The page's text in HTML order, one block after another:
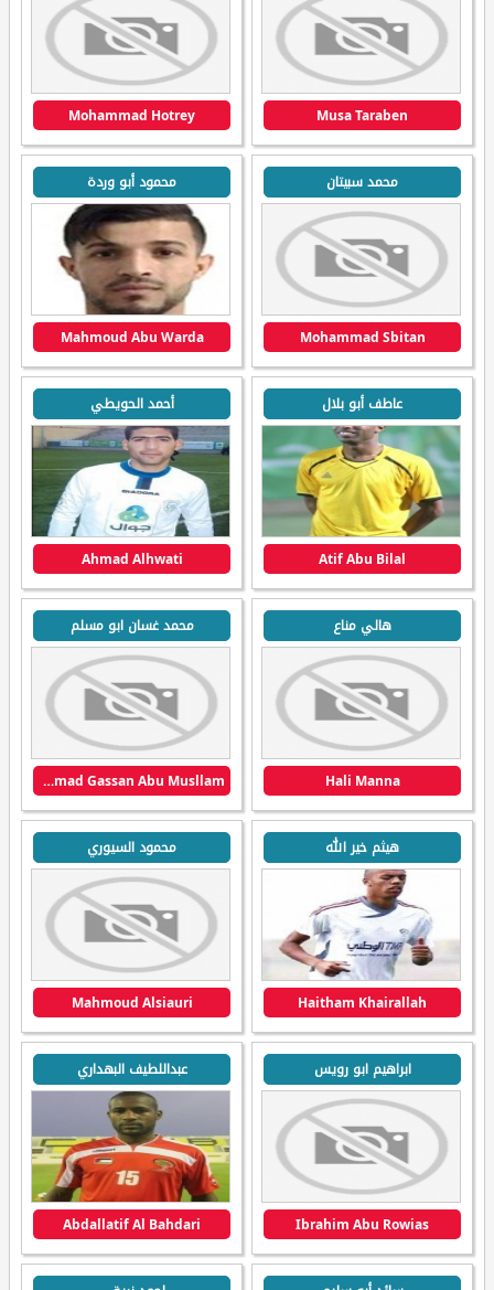
Musa Taraben
Mohammad Hotrey
محمد سبيتان
Mohammad Sbitan
محمود أبو وردة
Mahmoud Abu Warda
عاطف أبو بلال
Atif Abu Bilal
أحمد الحويطي
Ahmad Alhwati
هالي مناع
Hali Manna
محمد غسان ابو مسلم
Mohammad Gassan Abu Musllam
هيثم خير الله
Haitham Khairallah
محمود السيوري
Mahmoud Alsiauri
ابراهيم ابو رويس
Ibrahim Abu Rowias
عبداللطيف البهداري
Abdallatif Al Bahdari